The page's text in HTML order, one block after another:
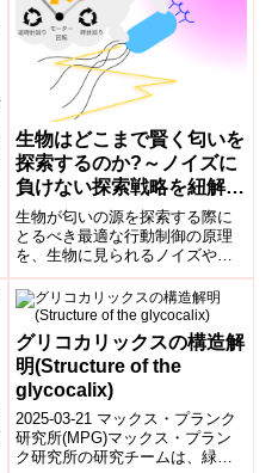
生物はどこまで賢く匂いを
探索するのか?～ノイズに
負けない探索戦略を紐解く
新理論を構築～
生物が匂いの源を探索する際に
とるべき最適な行動制御の原理
を、生物に見られるノイズや非
線形性を考慮した上で扱える理
論を構築した。構築した理論が
実際の生物の探索行動を理解す
る上で役立つことを、大腸菌の
嗅覚・運動制御系を例に示し
た。
グリコカリックスの構造解
明(Structure of the
glycocalix)
2025-03-21 マックス・プランク
研究所(MPG)マックス・プラン
ク研究所の研究チームは、緑藻